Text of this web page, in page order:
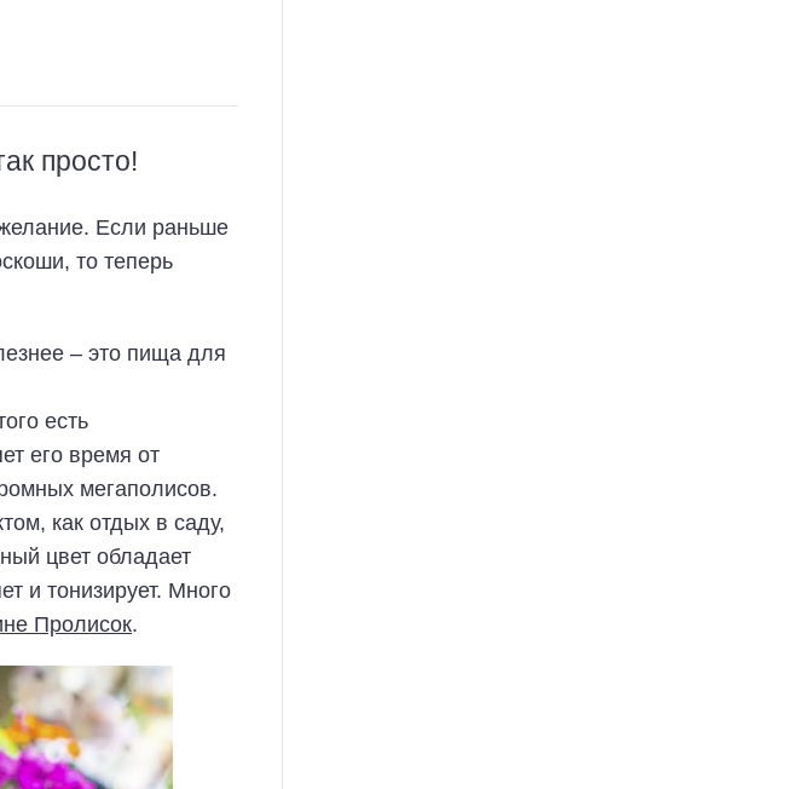
просто!
Если раньше
то теперь
– это пища для
есть
его время от
мегаполисов.
как отдых в саду,
цвет обладает
и тонизирует. Много
Пролисок.